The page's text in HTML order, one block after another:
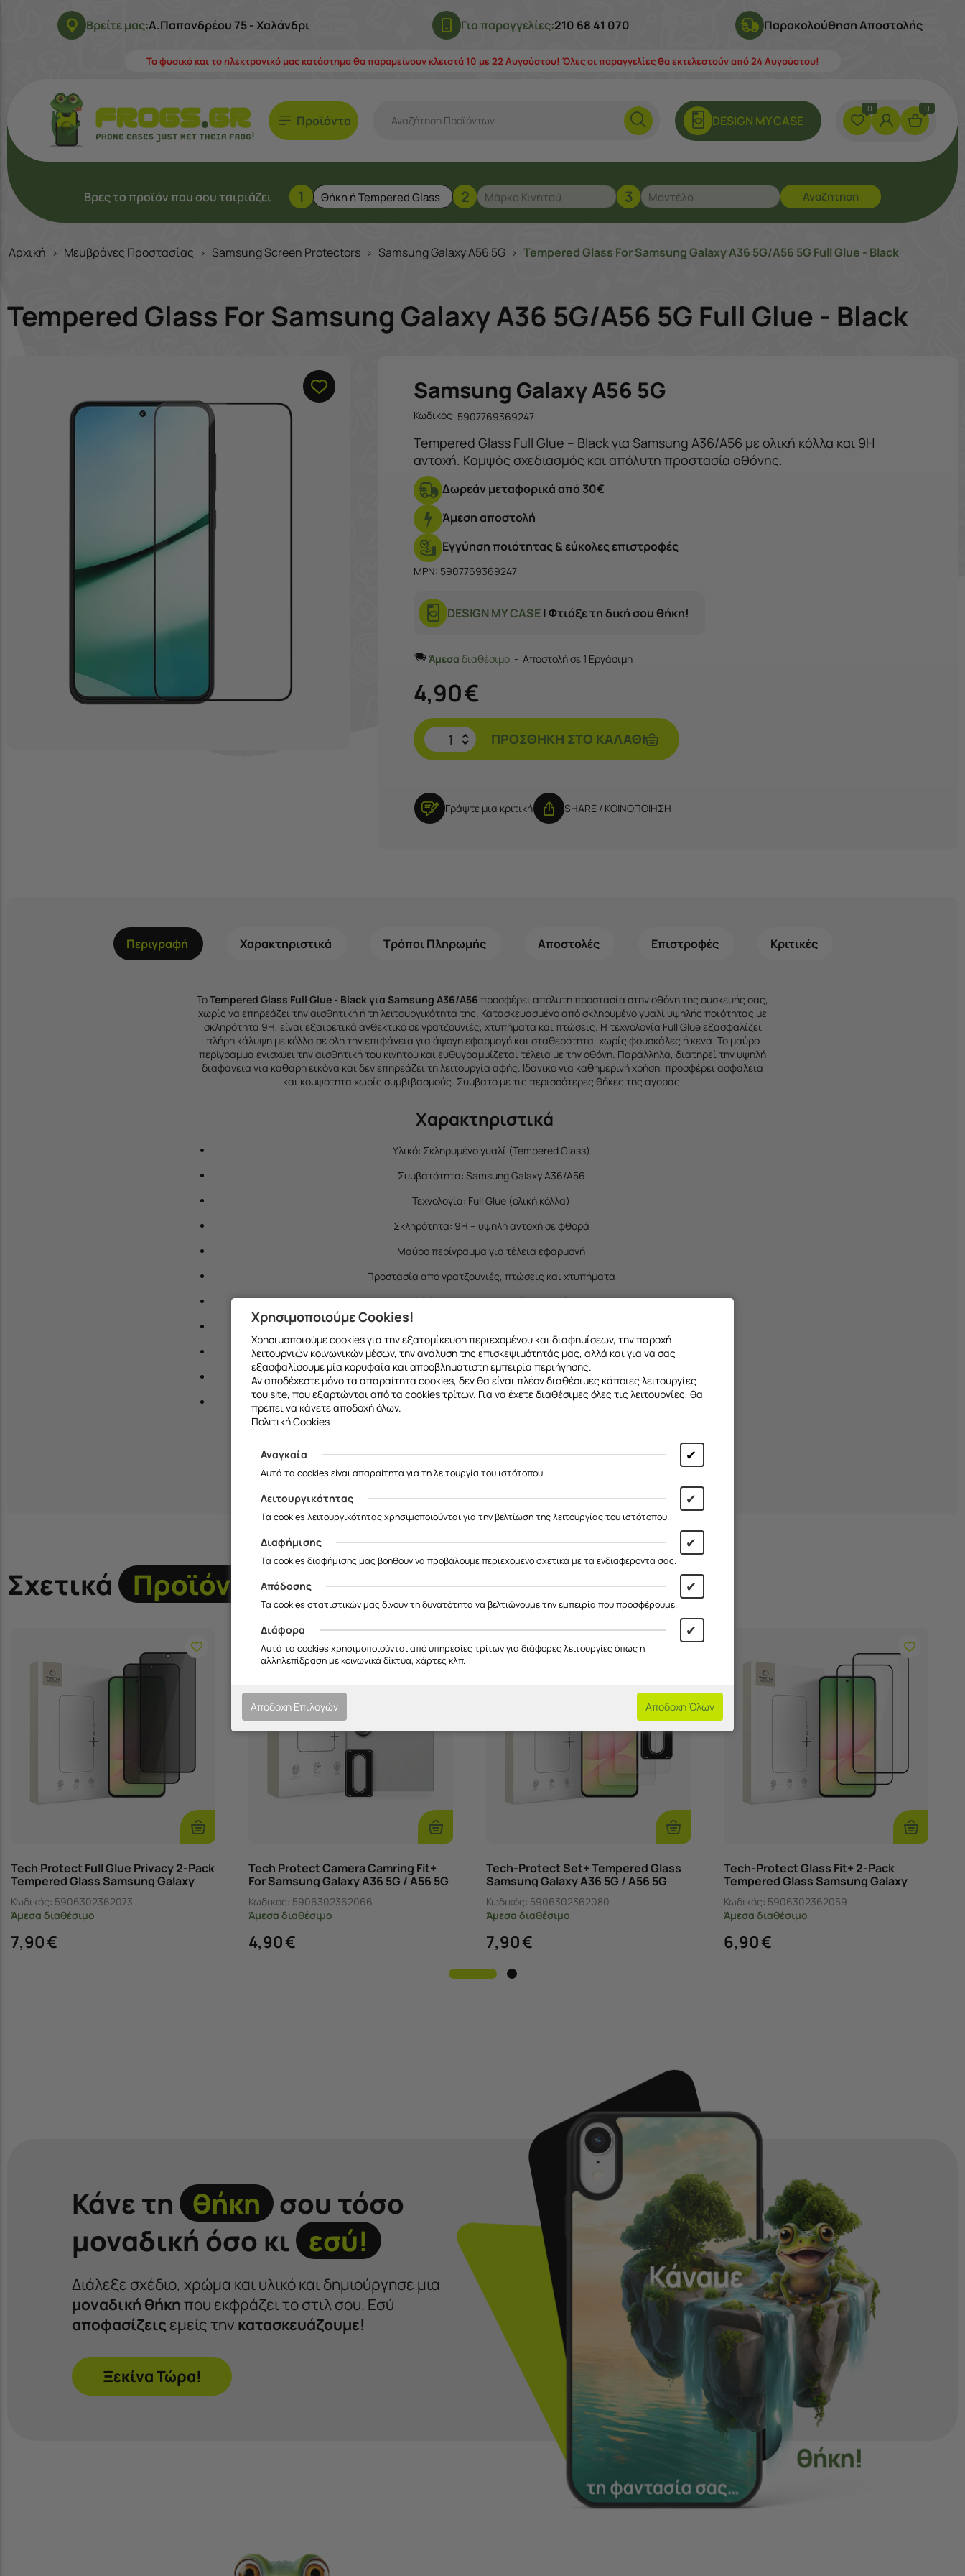
Βρείτε μας:Α.Παπανδρέου 75 - Χαλάνδρι Για παραγγελίες:210 68 41 070 Παρακολούθηση Αποστολής
Το φυσικό και το ηλεκτρονικό μας κατάστημα θα παραμείνουν κλειστά 10 με 22 Αυγούστου! Όλες οι παραγγελίες θα εκτελεστούν από 24 Αυγούστου!
Προϊόντα DESIGN ΜY CASE
0 0
Βρες το προϊόν που σου ταιριάζει 1 2 3 Αναζήτηση
Αρχική > Μεμβράνες Προστασίας > Samsung Screen Protectors > Samsung Galaxy A56 5G > Tempered Glass For Samsung Galaxy A36 5G/A56 5G Full Glue - Black
Tempered Glass For Samsung Galaxy A36 5G/A56 5G Full Glue - Black
Samsung Galaxy A56 5G
Κωδικός: 5907769369247
Tempered Glass Full Glue – Black για Samsung A36/A56 με ολική κόλλα και 9H
αντοχή. Κομψός σχεδιασμός και απόλυτη προστασία οθόνης.
Δωρεάν μεταφορικά από 30€
Άμεση αποστολή
Εγγύηση ποιότητας & εύκολες επιστροφές
MPN: 5907769369247
DESIGN MY CASE| Φτιάξε τη δική σου θήκη!
Άμεσα διαθέσιμο Αποστολή σε 1 Εργάσιμη
4,90€
ΠΡΟΣΘΉΚΗ ΣΤΟ ΚΑΛΆΘΙ
Γράψτε μια κριτική SHARE / ΚΟΙΝΟΠΟΙΗΣΗ
Περιγραφή Χαρακτηριστικά Τρόποι Πληρωμής Αποστολές Επιστροφές Κριτικές
ΤοTempered Glass Full Glue - Black για Samsung A36/A56 προσφέρει απόλυτη προστασία στην οθόνη της συσκευής σας,
χωρίς να επηρεάζει την αισθητική ή τη λειτουργικότητά της. Κατασκευασμένο από σκληρυμένο γυαλί υψηλής ποιότητας με
σκληρότητα 9H, είναι εξαιρετικά ανθεκτικό σε γρατζουνιές, χτυπήματα και πτώσεις. Η τεχνολογία Full Glue εξασφαλίζει
πλήρη κάλυψη με κόλλα σε όλη την επιφάνεια για άψογη εφαρμογή και σταθερότητα, χωρίς φουσκάλες ή κενά. Το μαύρο
περίγραμμα ενισχύει την αισθητική του κινητού και ευθυγραμμίζεται τέλεια με την οθόνη. Παράλληλα, διατηρεί την υψηλή
διαφάνεια για καθαρή εικόνα και δεν επηρεάζει τη λειτουργία αφής. Ιδανικό για καθημερινή χρήση, προσφέρει ασφάλεια
και κομψότητα χωρίς συμβιβασμούς. Συμβατό με τις περισσότερες θήκες της αγοράς.
Χαρακτηριστικά
Υλικό: Σκληρυμένο γυαλί (Tempered Glass)
Συμβατότητα: Samsung Galaxy A36/A56
Τεχνολογία: Full Glue (ολική κόλλα)
Σκληρότητα: 9H – υψηλή αντοχή σε φθορά
Μαύρο περίγραμμα για τέλεια εφαρμογή
Προστασία από γρατζουνιές, πτώσεις και χτυπήματα
Υψηλή διαφάνεια & καθαρότητα εικόνας
Αντιχαρακτικό και αντικραδασμικό
Εύκολη τοποθέτηση χωρίς φυσαλίδες
Case-friendly: Συμβατό με τις περισσότερες θήκες
Σχετικά Προϊόντα
Προσθήκη
Στο
Καλάθι
Tech Protect Full Glue Privacy 2-Pack
Tempered Glass Samsung Galaxy
A36 5G / A56 5G -Black
Κωδικός: 5906302362073
Άμεσα διαθέσιμο
7,90€
Προσθήκη
Στο
Καλάθι
Tech Protect Camera Camring Fit+
For Samsung Galaxy A36 5G / A56 5G
Κωδικός: 5906302362066
Άμεσα διαθέσιμο
4,90€
Προσθήκη
Στο
Καλάθι
Tech-Protect Set+ Tempered Glass
Samsung Galaxy A36 5G / A56 5G
Κωδικός: 5906302362080
Άμεσα διαθέσιμο
7,90€
Προσθήκη
Στο
Καλάθι
Tech-Protect Glass Fit+ 2-Pack
Tempered Glass Samsung Galaxy
A36 5G / A56 5G
Κωδικός: 5906302362059
Άμεσα διαθέσιμο
6,90€
Κάνε τη θήκη σου τόσο
μοναδική όσο κι εσύ!
Διάλεξε σχέδιο, χρώμα και υλικό και δημιούργησε μια
μοναδική θήκηπου εκφράζει το στιλ σου. Εσύ
αποφασίζεις εμείς την κατασκευάζουμε!
Ξεκίνα Τώρα!
Χρησιμοποιούμε Cookies!
Χρησιμοποιούμε cookies για την εξατομίκευση περιεχομένου και διαφημίσεων, την παροχή
λειτουργιών κοινωνικών μέσων, την ανάλυση της επισκεψιμότητάς μας, αλλά και για να σας
εξασφαλίσουμε μία κορυφαία και απροβλημάτιστη εμπειρία περιήγησης.
Αν αποδέχεστε μόνο τα απαραίτητα cookies, δεν θα είναι πλέον διαθέσιμες κάποιες λειτουργίες
του site, που εξαρτώνται από τα cookies τρίτων. Για να έχετε διαθέσιμες όλες τις λειτουργίες, θα
πρέπει να κάνετε αποδοχή όλων.
Πολιτική Cookies
Αναγκαία ✔
Αυτά τα cookies είναι απαραίτητα για τη λειτουργία του ιστότοπου.
Λειτουργικότητας ✔
Τα cookies λειτουργικότητας χρησιμοποιούνται για την βελτίωση της λειτουργίας του ιστότοπου.
Διαφήμισης ✔
Τα cookies διαφήμισης μας βοηθουν να προβάλουμε περιεχομένο σχετικά με τα ενδιαφέροντα σας.
Απόδοσης ✔
Τα cookies στατιστικών μας δίνουν τη δυνατότητα να βελτιώνουμε την εμπειρία που προσφέρουμε.
Διάφορα ✔
Αυτά τα cookies χρησιμοποιούνται από υπηρεσίες τρίτων για διάφορες λειτουργίες όπως η
αλληλεπίδραση με κοινωνικά δίκτυα, χάρτες κλπ.
Αποδοχή Επιλογών Αποδοχή Όλων